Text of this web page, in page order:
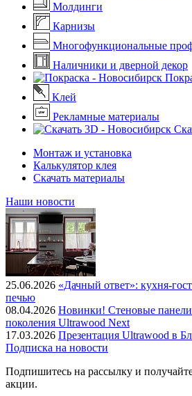
Молдинги
Карнизы
Многофункциональные
Наличники и дверной декор
Клей
Рекламные материалы
Монтаж и установка
Калькулятор клея
Скачать материалы
Наши новости
25.06.2026 «Дачный ответ»: кухня-
печью
08.04.2026 Новинки! Стеновые
поколения Ultrawood Next
17.03.2026 Презентация Ultrawood в
Подписка на новости
Подпишитесь на рассылку и
акции.